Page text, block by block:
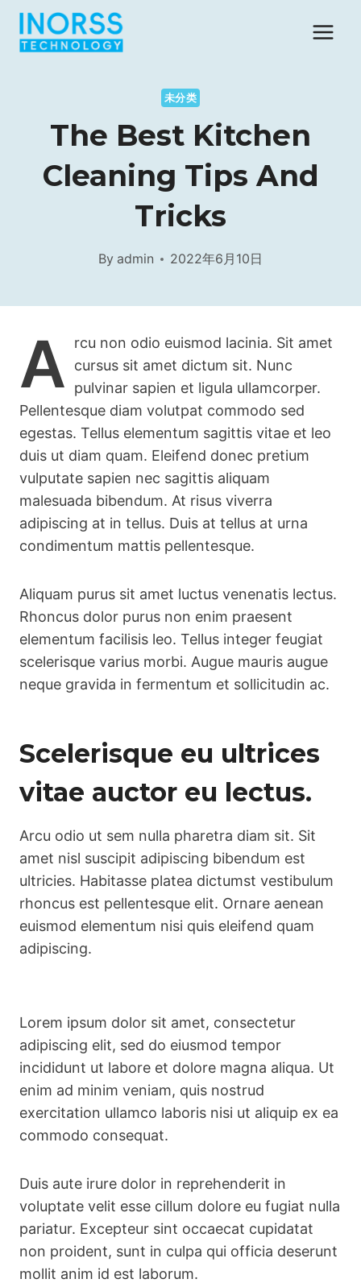
Skip
content
未分类
The Best Kitchen
Cleaning Tips And
Tricks
By admin 2022年6月10日
A
rcu non odio euismod lacinia. Sit amet
cursus sit amet dictum sit. Nunc
pulvinar sapien et ligula ullamcorper.
Pellentesque diam volutpat commodo sed
egestas. Tellus elementum sagittis vitae et leo
duis ut diam quam. Eleifend donec pretium
vulputate sapien nec sagittis aliquam
malesuada bibendum. At risus viverra
adipiscing at in tellus. Duis at tellus at urna
condimentum mattis pellentesque.
Aliquam purus sit amet luctus venenatis lectus.
Rhoncus dolor purus non enim praesent
elementum facilisis leo. Tellus integer feugiat
scelerisque varius morbi. Augue mauris augue
neque gravida in fermentum et sollicitudin ac.
Scelerisque eu ultrices
vitae auctor eu lectus.
Arcu odio ut sem nulla pharetra diam sit. Sit
amet nisl suscipit adipiscing bibendum est
ultricies. Habitasse platea dictumst vestibulum
rhoncus est pellentesque elit. Ornare aenean
euismod elementum nisi quis eleifend quam
adipiscing.
Lorem ipsum dolor sit amet, consectetur
adipiscing elit, sed do eiusmod tempor
incididunt ut labore et dolore magna aliqua. Ut
enim ad minim veniam, quis nostrud
exercitation ullamco laboris nisi ut aliquip ex ea
commodo consequat.
Duis aute irure dolor in reprehenderit in
voluptate velit esse cillum dolore eu fugiat nulla
pariatur. Excepteur sint occaecat cupidatat
non proident, sunt in culpa qui officia deserunt
mollit anim id est laborum.